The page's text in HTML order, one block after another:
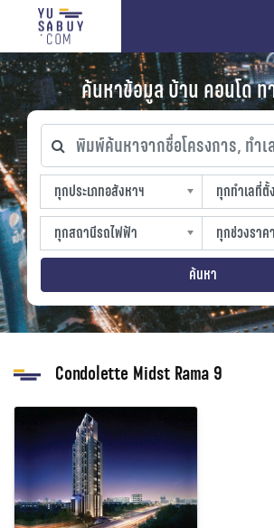
ค้นหาข้อมูล บ้าน คอนโด ท
พิมพ์ค้นหาจากชื่อโครงการ, ทำเล
ทุกประเภทอสังหาฯ
ทุกประเภทอสังหาฯ
sproperty
ทุกทำเลที่ตั้ง
ทุกทำเลที่ตั้ง
slocation
ทุกสถานีรถไฟฟ้า
ทุกสถานีรถไฟฟ้า
strain-station
ทุกช่วงราคา
ทุกช่วงราคา
sprice
ค้นหา
Condolette Midst Rama 9